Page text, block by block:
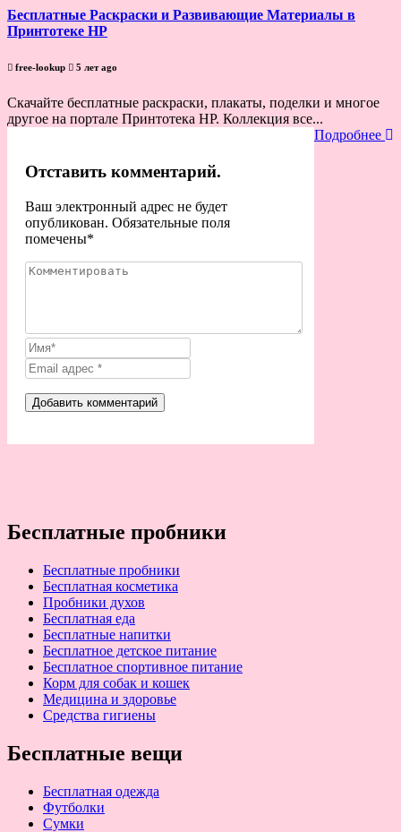
Бесплатные Раскраски и Развивающие Материалы в
Принтотеке HP
free-lookup 5 лет ago
Скачайте бесплатные раскраски, плакаты, поделки и многое
другое на портале Принтотека HP. Коллекция все...
Подробнее
Отставить комментарий.
Ваш электронный адрес не будет
опубликован. Обязательные поля
помечены*
Бесплатные пробники
Бесплатные пробники
Бесплатная косметика
Пробники духов
Бесплатная еда
Бесплатные напитки
Бесплатное детское питание
Бесплатное спортивное питание
Корм для собак и кошек
Медицина и здоровье
Средства гигиены
Бесплатные вещи
Бесплатная одежда
Футболки
Сумки